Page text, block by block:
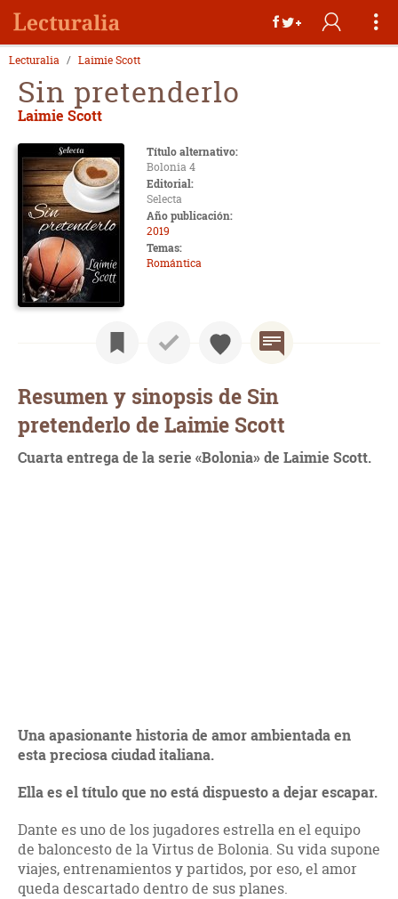
Lecturalia Laimie Scott
Sin pretenderlo
Laimie Scott
Título alternativo:
Bolonia 4
Editorial:
Selecta
Año publicación:
2019
Temas:
Romántica
Resumen y sinopsis de Sin
pretenderlo de Laimie Scott
Cuarta entrega de la serie «Bolonia» de Laimie Scott.
Una apasionante historia de amor ambientada en
esta preciosa ciudad italiana.
Ella es el título que no está dispuesto a dejar escapar.
Dante es uno de los jugadores estrella en el equipo
de baloncesto de la Virtus de Bolonia. Su vida supone
viajes, entrenamientos y partidos, por eso, el amor
queda descartado dentro de sus planes.